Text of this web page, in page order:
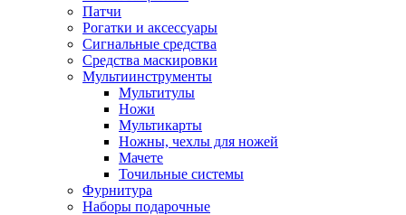
Патчи
Рогатки и аксессуары
Сигнальные средства
Средства маскировки
Мультиинструменты
Мультитулы
Ножи
Мультикарты
Ножны, чехлы для ножей
Мачете
Точильные системы
Фурнитура
Наборы подарочные